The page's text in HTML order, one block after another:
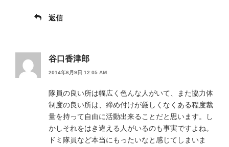
返信
谷口香津郎
2014年6月9日 12:05 AM
隊員の良い所は幅広く色んな人がいて、また協力体
制度の良い所は、締め付けが厳しくなくある程度裁
量を持って自由に活動出来ることだと思います。し
かしそれをはき違える人がいるのも事実ですよね。
ドミ隊員など本当にもったいなと感じてしまいま